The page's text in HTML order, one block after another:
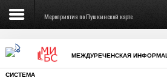
Мероприятия по Пушкинской карте
МЕЖДУРЕЧЕНСКАЯ
СИСТЕМА